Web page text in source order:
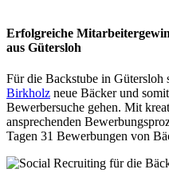
Erfolgreiche
aus Gütersloh
Für die Backstube in Gütersloh
Birkholz neue Bäcker und
Bewerbersuche gehen. Mit
ansprechenden
Tagen 31 Bewerbungen von